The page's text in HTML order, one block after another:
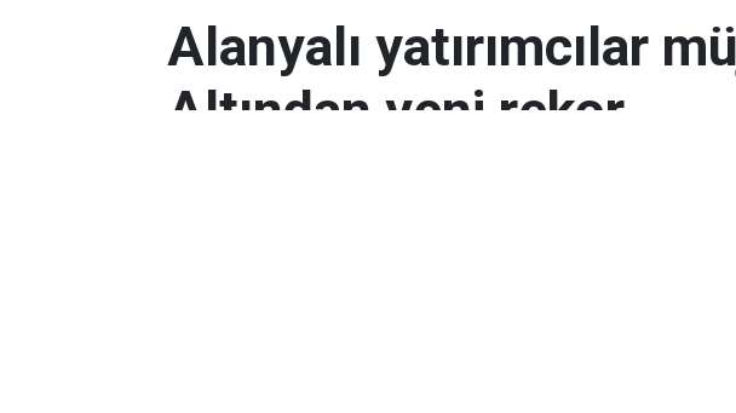
Alanyalı yatırımcılar
Altından yeni rekor